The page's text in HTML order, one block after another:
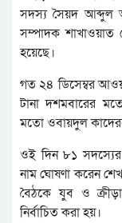
সদস্য সৈয়দ আব্দুল
সম্পাদক শাখাওয়াত
হয়েছে।
গত ২৪ ডিসেম্বর
টানা দশমবারের
মতো ওবায়দুল
ওই দিন ৮১ সদস্যের
নাম ঘোষণা করেন
বৈঠকে যুব ও
নির্বাচিত করা হয়।